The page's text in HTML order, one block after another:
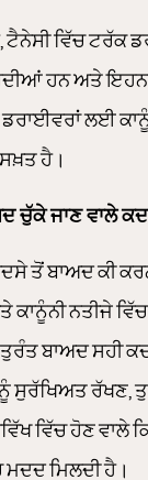
ਟੈਨੇਸੀ ਵਿੱਚ ਟਰੱਕ
ਹਨ ਅਤੇ
ਲਈ
ਸਖ਼ਤ ਹੈ।
ਚੁੱਕੇ ਜਾਣ ਵਾਲੇ
ਤੋਂ ਬਾਅਦ ਕੀ
ਕਾਨੂੰਨੀ ਨਤੀਜੇ
ਬਾਅਦ ਸਹੀ
ਸੁਰੱਖਿਅਤ ਰੱਖਣ,
ਵਿੱਚ ਹੋਣ ਵਾਲੇ
ਮਿਲਦੀ ਹੈ।